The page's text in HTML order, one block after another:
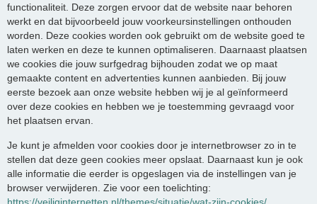
functionaliteit. Deze zorgen ervoor dat de website naar behoren
werkt en dat bijvoorbeeld jouw voorkeursinstellingen onthouden
worden. Deze cookies worden ook gebruikt om de website goed te
laten werken en deze te kunnen optimaliseren. Daarnaast plaatsen
we cookies die jouw surfgedrag bijhouden zodat we op maat
gemaakte content en advertenties kunnen aanbieden. Bij jouw
eerste bezoek aan onze website hebben wij je al geïnformeerd
over deze cookies en hebben we je toestemming gevraagd voor
het plaatsen ervan.
Je kunt je afmelden voor cookies door je internetbrowser zo in te
stellen dat deze geen cookies meer opslaat. Daarnaast kun je ook
alle informatie die eerder is opgeslagen via de instellingen van je
browser verwijderen. Zie voor een toelichting:
https://veiliginternetten.nl/themes/situatie/wat-zijn-cookies/